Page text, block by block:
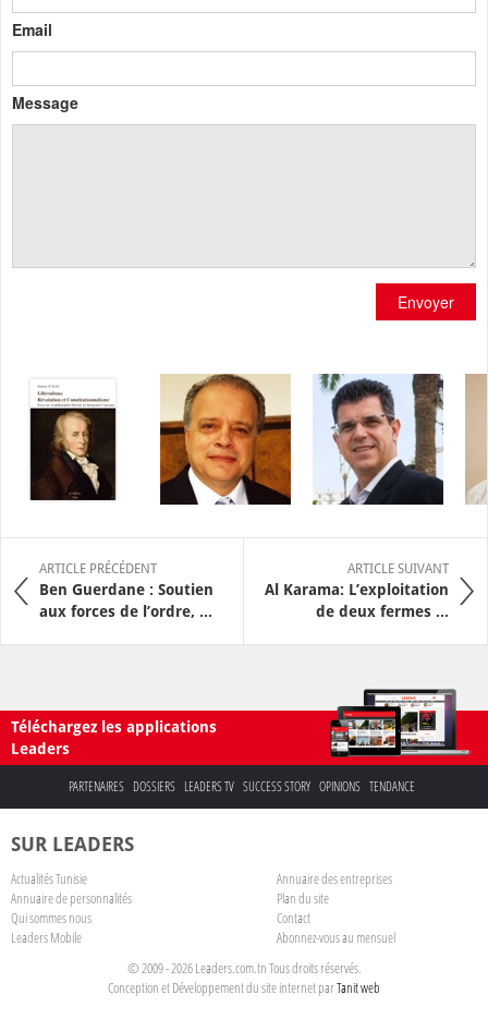
Email
Message
Envoyer
ARTICLE PRÉCÉDENT
Ben Guerdane : Soutien
aux forces de l’ordre, ...
ARTICLE SUIVANT
Al Karama: L’exploitation
de deux fermes ...
Téléchargez les applications
Leaders
PARTENAIRES DOSSIERS LEADERS TV SUCCESS STORY OPINIONS TENDANCE
SUR LEADERS
Actualités Tunisie
Annuaire des entreprises
Annuaire de personnalités
Plan du site
Qui sommes nous
Contact
Leaders Mobile
Abonnez-vous au mensuel
© 2009 - 2026 Leaders.com.tn Tous droits réservés.
Conception et Développement du site internet parTanit web